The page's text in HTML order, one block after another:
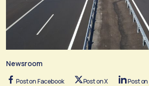
Newsroom
Post on Facebook Post on X Post